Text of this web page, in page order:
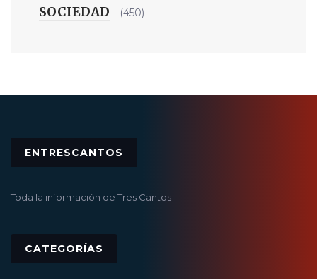
SOCIEDAD (450)
ENTRESCANTOS
Toda la información de Tres Cantos
CATEGORÍAS